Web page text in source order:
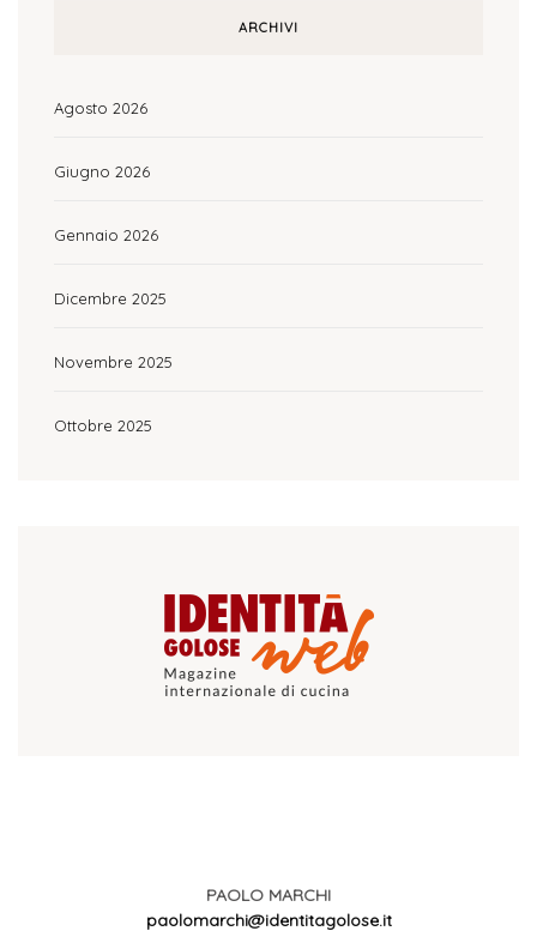
ARCHIVI
Agosto 2026
Giugno 2026
Gennaio 2026
Dicembre 2025
Novembre 2025
Ottobre 2025
PAOLO MARCHI
paolomarchi@identitagolose.it